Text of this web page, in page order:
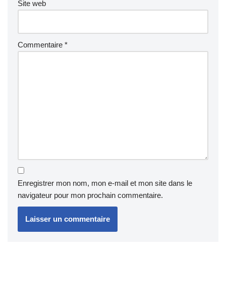
Site web
Commentaire *
Enregistrer mon nom, mon e-mail et mon site dans le
navigateur pour mon prochain commentaire.